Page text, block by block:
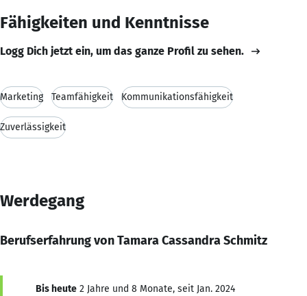
Fähigkeiten und Kenntnisse
Logg Dich jetzt ein, um das ganze Profil zu sehen.
Marketing Teamfähigkeit Kommunikationsfähigkeit
Zuverlässigkeit
Werdegang
Berufserfahrung von Tamara Cassandra Schmitz
Bis heute 2 Jahre und 8 Monate, seit Jan. 2024